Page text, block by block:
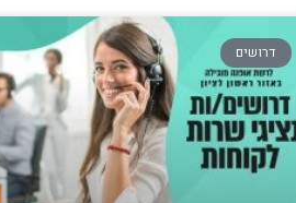
דרושים